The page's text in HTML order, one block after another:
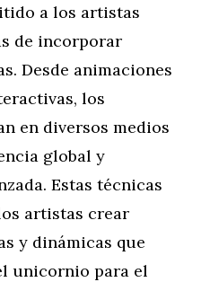
a los artistas
de incorporar
Desde animaciones
los
en diversos medios
global y
Estas técnicas
artistas crear
y dinámicas que
unicornio para el